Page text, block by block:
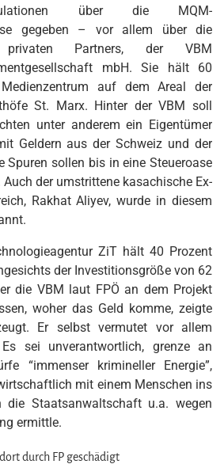
über die MQM-
gegeben – vor allem über die
Partners, der VBM
mbH. Sie hält 60
auf dem Areal der
St. Marx. Hinter der VBM soll
unter anderem ein Eigentümer
Geldern aus der Schweiz und der
Spuren sollen bis in eine Steueroase
der umstrittene kasachische Ex-
Rakhat Aliyev, wurde in diesem
ZiT hält 40 Prozent
der Investitionsgröße von 62
die VBM laut FPÖ an dem Projekt
woher das Geld komme, zeigte
Er selbst vermutet vor allem
sei unverantwortlich, grenze an
“immenser krimineller Energie”,
mit einem Menschen ins
die Staatsanwaltschaft u.a. wegen
ermittle.
durch FP geschädigt